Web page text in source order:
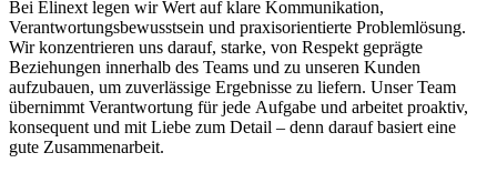
Bei Elinext legen wir Wert auf klare Kommunikation,
Verantwortungsbewusstsein und praxisorientierte Problemlösung.
Wir konzentrieren uns darauf, starke, von Respekt geprägte
Beziehungen innerhalb des Teams und zu unseren Kunden
aufzubauen, um zuverlässige Ergebnisse zu liefern. Unser Team
übernimmt Verantwortung für jede Aufgabe und arbeitet proaktiv,
konsequent und mit Liebe zum Detail – denn darauf basiert eine
gute Zusammenarbeit.